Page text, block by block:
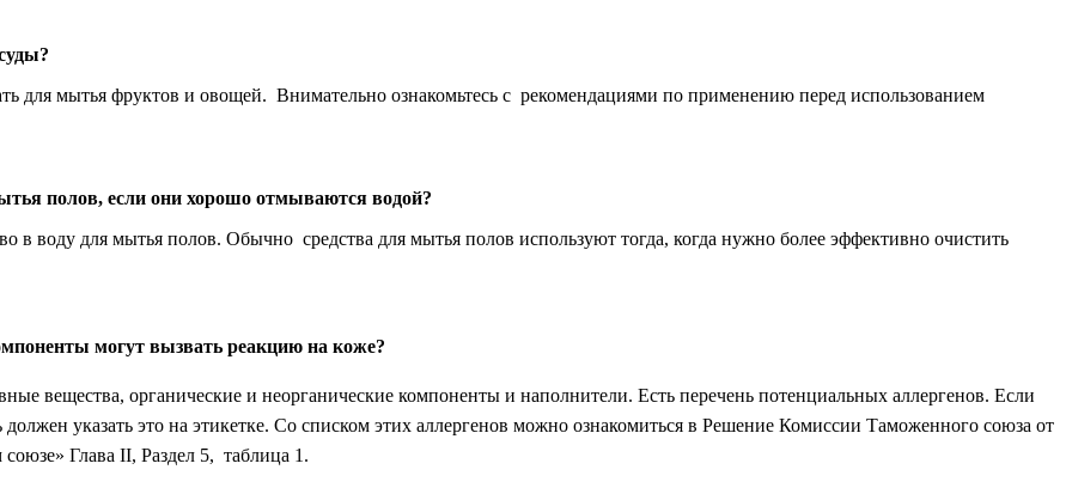
для мытья фруктов и овощей. Внимательно ознакомьтесь с рекомендациями по применению перед использованием
полов, если они хорошо отмываются водой?
в воду для мытья полов. Обычно средства для мытья полов используют тогда, когда нужно более эффективно очистить
могут вызвать реакцию на коже?
вещества, органические и неорганические компоненты и наполнители. Есть перечень потенциальных аллергенов. Если
указать это на этикетке. Со списком этих аллергенов можно ознакомиться в Решение Комиссии Таможенного союза от
Глава II, Раздел 5, таблица 1.